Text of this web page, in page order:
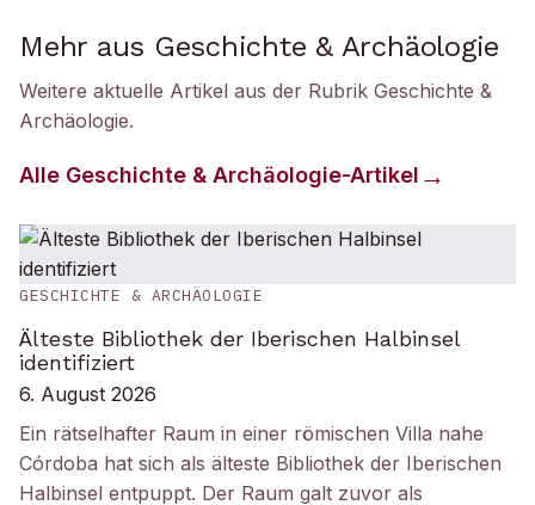
Mehr aus Geschichte & Archäologie
Weitere aktuelle Artikel aus der Rubrik Geschichte &
Archäologie.
Alle Geschichte & Archäologie-Artikel
GESCHICHTE & ARCHÄOLOGIE
Älteste Bibliothek der Iberischen Halbinsel
identifiziert
6. August 2026
Ein rätselhafter Raum in einer römischen Villa nahe
Córdoba hat sich als älteste Bibliothek der Iberischen
Halbinsel entpuppt. Der Raum galt zuvor als